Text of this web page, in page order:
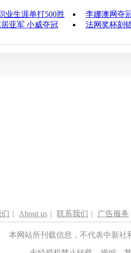
业生涯单打500胜
李娜澳网夺
亚军 小威夺冠
法网奖杯刻
| About us | 联系我们 | 广告服务
本网站所刊载信息，不代表中新